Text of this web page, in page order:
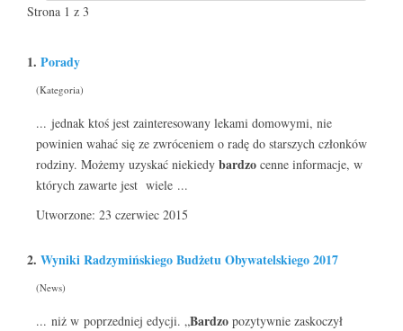
Strona 1 z 3
1. Porady
(Kategoria)
... jednak ktoś jest zainteresowany lekami domowymi, nie
powinien wahać się ze zwróceniem o radę do starszych członków
rodziny. Możemy uzyskać niekiedy bardzo cenne informacje, w
których zawarte jest wiele ...
Utworzone: 23 czerwiec 2015
2. Wyniki Radzymińskiego Budżetu Obywatelskiego 2017
(News)
... niż w poprzedniej edycji. „Bardzo pozytywnie zaskoczył